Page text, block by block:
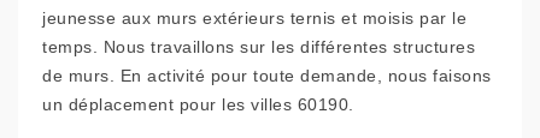
jeunesse aux murs extérieurs ternis et moisis par le
temps. Nous travaillons sur les différentes structures
de murs. En activité pour toute demande, nous faisons
un déplacement pour les villes 60190.